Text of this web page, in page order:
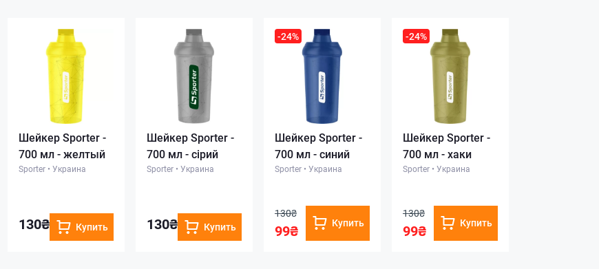
Шейкер Sporter -
700 мл - желтый
Sporter • Украина
130₴ Купить
Шейкер Sporter -
700 мл - сірий
Sporter • Украина
130₴ Купить
-24%
Шейкер Sporter -
700 мл - синий
Sporter • Украина
130₴
99₴ Купить
-24%
Шейкер Sporter -
700 мл - хаки
Sporter • Украина
130₴
99₴ Купить